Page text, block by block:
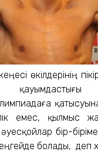
өкілдерінің
қауымдастығы
емес, қылмыс
бір-
болады, деп